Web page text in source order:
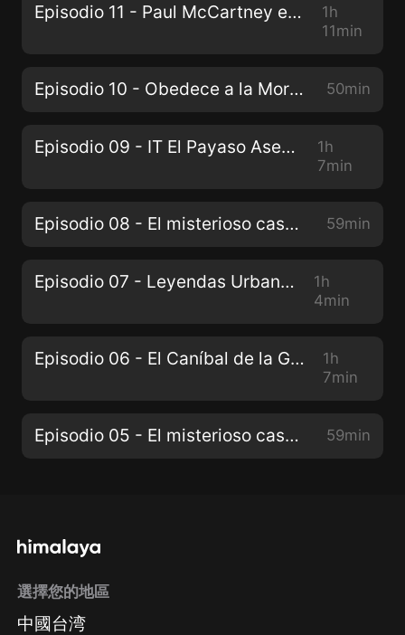
Episodio 11 - Paul McCartney esta muerto
1h
11min
Episodio 10 - Obedece a la Morsa Historia Real 50min
Episodio 09 - IT El Payaso Asesino
1h
7min
Episodio 08 - El misterioso caso de ANDRE RAND 59min
Episodio 07 - Leyendas Urbanas
1h
4min
Episodio 06 - El Caníbal de la Guerrero
1h
7min
Episodio 05 - El misterioso caso de ARMIN MEIWES 59min
選擇您的地區
中國台湾